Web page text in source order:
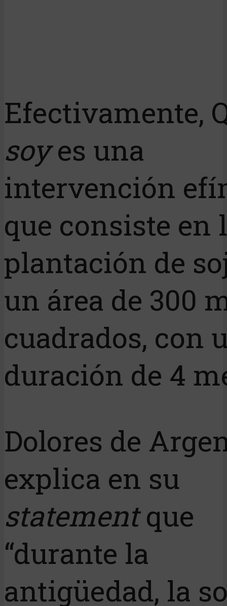
Efectivamente,
soyes una
intervención
que consiste en
plantación de
un área de 300
cuadrados, con
duración de 4
Dolores de
explica en su
statementque
“durante la
antigüedad, la